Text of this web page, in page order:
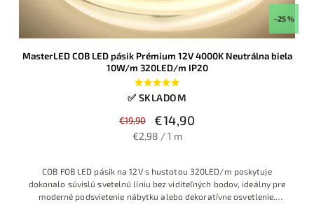
–25 %
MasterLED COB LED pásik Prémium 12V 4000K Neutrálna biela
10W/m 320LED/m IP20
✅ SKLADOM
€19,90 €14,90
€2,98 / 1 m
COB FOB LED pásik na 12V s hustotou 320LED/m poskytuje
dokonalo súvislú svetelnú líniu bez viditeľných bodov, ideálny pre
moderné podsvietenie nábytku alebo dekoratívne osvetlenie.